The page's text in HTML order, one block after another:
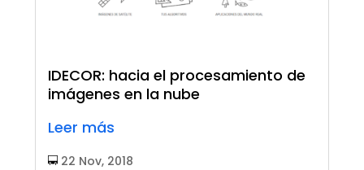
IDECOR: hacia el procesamiento de
imágenes en la nube
Leer más
22 Nov, 2018